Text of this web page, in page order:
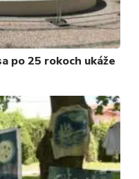
po 25 rokoch ukáže